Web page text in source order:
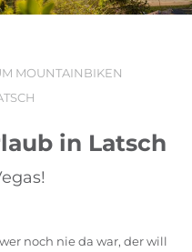
MOUNTAINBIKEN
in Latsch
noch nie da war, der will